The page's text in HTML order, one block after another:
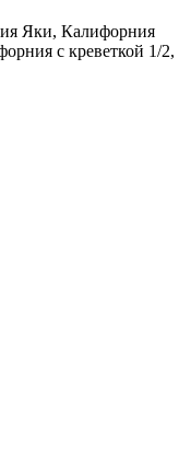
Яки, Калифорния
с креветкой 1/2,